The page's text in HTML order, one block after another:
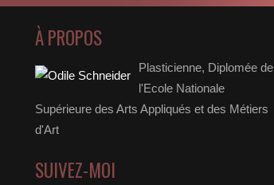
À PROPOS
Plasticienne, Diplomée de
l'Ecole Nationale
Supérieure des Arts Appliqués et des Métiers
d'Art
SUIVEZ-MOI